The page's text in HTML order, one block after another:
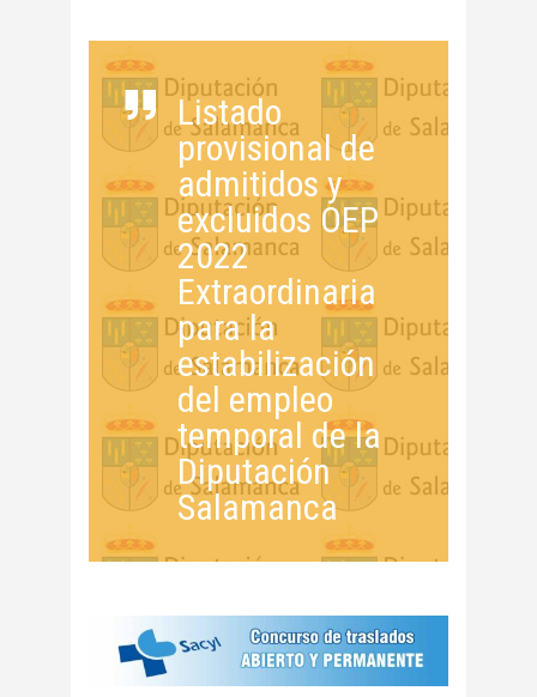
Listado
provisional de
admitidos y
excluidos OEP
2022
Extraordinaria
para la
estabilización
del empleo
temporal de la
Diputación
Salamanca